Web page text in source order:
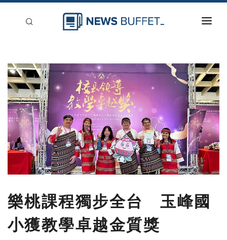
新聞稿分類
登入
刊登
樂桃課程獨步全台 玉峰國
小獲教學卓越金質獎